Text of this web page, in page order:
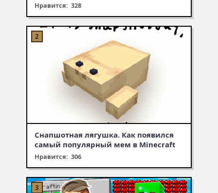
Нравится: 328
Снапшотная лягушка. Как появился
самый популярный мем в Minecraft
Нравится: 306